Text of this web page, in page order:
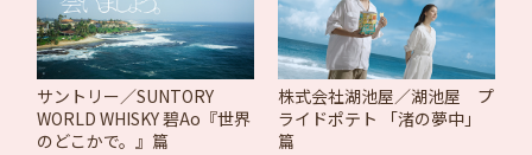
サントリー／SUNTORY
WORLD WHISKY 碧Ao『世界
のどこかで。』篇
株式会社湖池屋／湖池屋 プ
ライドポテト 「渚の夢中」
篇